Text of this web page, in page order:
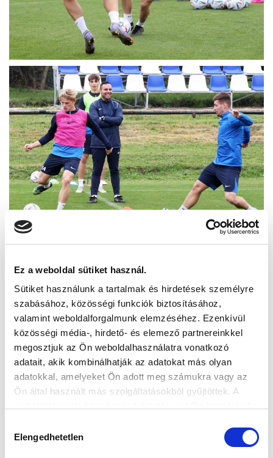
Ez a weboldal sütiket használ.
Sütiket használunk a tartalmak és hirdetések személyre
szabásához, közösségi funkciók biztosításához,
valamint weboldalforgalmunk elemzéséhez. Ezenkívül
közösségi média-, hirdető- és elemező partnereinkkel
megosztjuk az Ön weboldalhasználatra vonatkozó
adatait, akik kombinálhatják az adatokat más olyan
adatokkal, amelyeket Ön adott meg számukra vagy az
Ön által használt más szolgáltatásokból gyűjtöttek. A
kiválasztása
Elengedhetetlen